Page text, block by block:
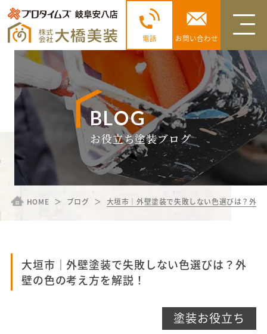
電話 お問い合わせ
BLOG
お役立ち塗装ブログ
HOME ブログ 大垣市｜外壁塗装で失敗しない色選びは？外
大垣市｜外壁塗装で失敗しない色選びは？外
壁の色の考え方を解説！
塗装お役立ち